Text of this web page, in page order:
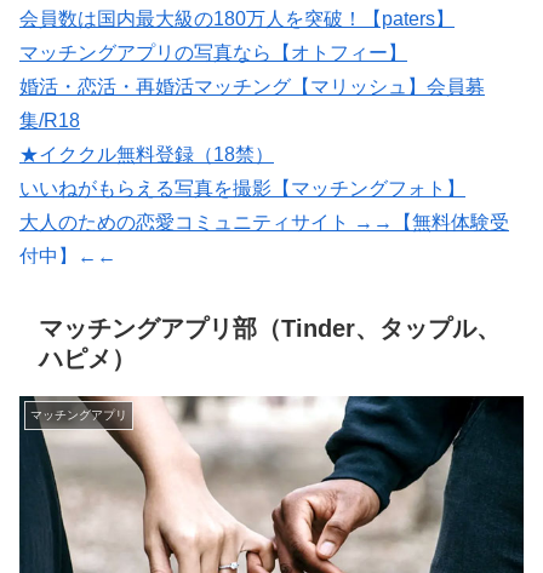
会員数は国内最大級の180万人を突破！【paters】
マッチングアプリの写真なら【オトフィー】
婚活・恋活・再婚活マッチング【マリッシュ】会員募
集/R18
★イククル無料登録（18禁）
いいねがもらえる写真を撮影【マッチングフォト】
大人のための恋愛コミュニティサイト →→【無料体験受
付中】←←
紹介型マッチングアプリArchers(アーチャーズ)
マッチングアプリ部（Tinder、タップル、
ハピメ）
マッチングアプリ